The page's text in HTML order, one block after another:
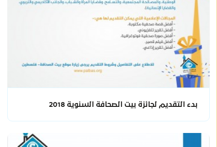
بدء التقديم لجائزة بيت الصحافة السنوية 2018